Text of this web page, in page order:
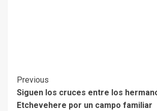
Previous
Siguen los cruces entre los
Etchevehere por un campo familiar